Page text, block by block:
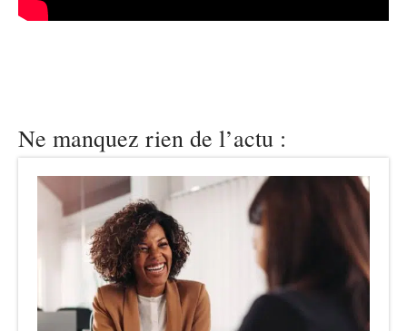
Ne manquez rien de l’actu :